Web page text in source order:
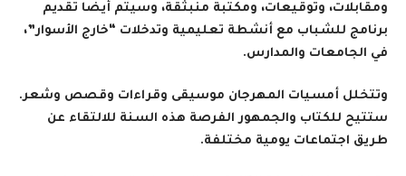
ومقابلات، وتوقيعات، ومكتبة منبثقة، وسيتم أيضا تقديم
برنامج للشباب مع أنشطة تعليمية وتدخلات “خارج الأسوار”،
في الجامعات والمدارس.
وتتخلل أمسيات المهرجان موسيقى وقراءات وقصص وشعر.
ستتيح للكتاب والجمهور الفرصة هذه السنة للالتقاء عن
طريق اجتماعات يومية مختلفة.